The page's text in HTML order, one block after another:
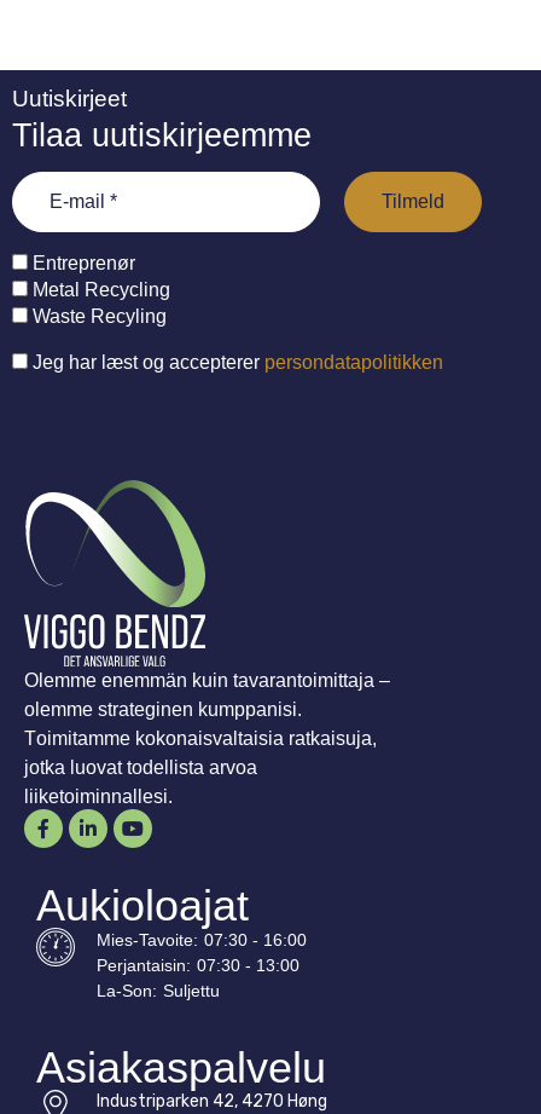
Uutiskirjeet
Tilaa uutiskirjeemme
Entreprenør
Metal Recycling
Waste Recyling
Jeg har læst og accepterer persondatapolitikken
Olemme enemmän kuin tavarantoimittaja –
olemme strateginen kumppanisi.
Toimitamme kokonaisvaltaisia ratkaisuja,
jotka luovat todellista arvoa
liiketoiminnallesi.
Aukioloajat
Mies-Tavoite: 07:30 - 16:00
Perjantaisin: 07:30 - 13:00
La-Son: Suljettu
Asiakaspalvelu
Industriparken 42, 4270 Høng